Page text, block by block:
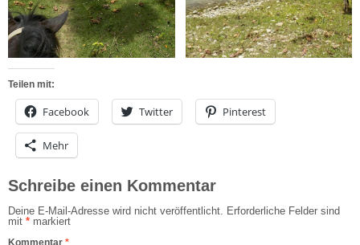
Teilen mit:
Facebook Twitter Pinterest
Mehr
Schreibe einen Kommentar
Deine E-Mail-Adresse wird nicht veröffentlicht. Erforderliche Felder sind
mit * markiert
Kommentar *